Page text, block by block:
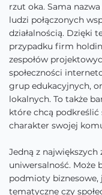
rzut oka. Sama
ludzi połączonych
działalnością. Dzięki
przypadku firm
zespołów
społeczności
grup edukacyjnych,
lokalnych. To także
które chcą podkreślić
charakter swojej
Jedną z
uniwersalność. Może
podmioty
tematyczne czy